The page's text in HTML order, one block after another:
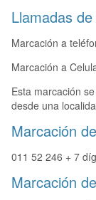
Llamadas
Marcación a
Marcación a
Esta marcación
desde una
Marcación
011 52 246 + 7
Marcación